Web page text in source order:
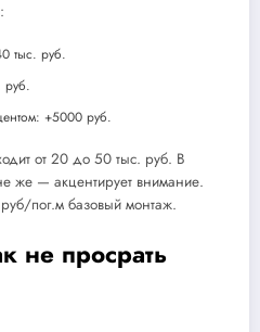
тыс. руб.
руб.
+5000 руб.
от 20 до 50 тыс. руб. В
же — акцентирует внимание.
пог.м базовый монтаж.
не просрать